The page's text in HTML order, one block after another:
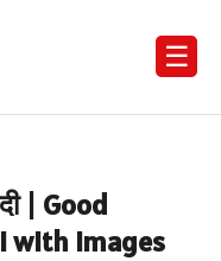
☰
| Good
with Images